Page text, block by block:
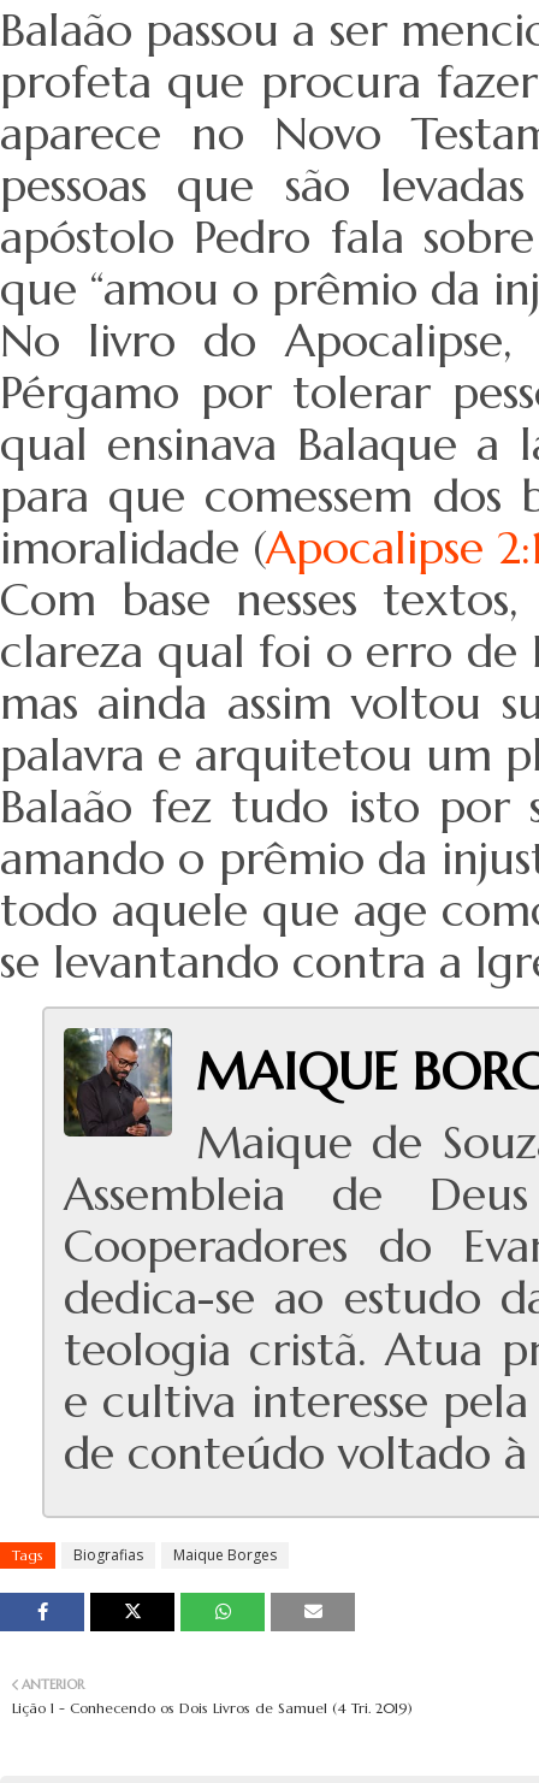
Balaão passou a ser
profeta que procura
aparece no Novo
pessoas que são
apóstolo Pedro fala
que “amou o prêmio da
No livro do Apocalipse,
Pérgamo por tolerar
qual ensinava Balaque a
para que comessem dos
imoralidade (Apocalipse
Com base nesses
clareza qual foi o erro de
mas ainda assim voltou
palavra e arquitetou um
Balaão fez tudo isto por
amando o prêmio da
todo aquele que age
se levantando contra a
MAIQUE
Maique de
Assembleia de
Cooperadores do
dedica-se ao estudo
teologia cristã. Atua
e cultiva interesse
de conteúdo voltado à
Tags Biografias Maique Borges
ANTERIOR
Lição 1 - Conhecendo os Dois Livros de Samuel (4 Tri. 2019)